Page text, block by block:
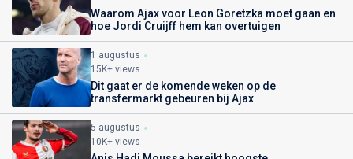
Waarom Ajax voor Leon Goretzka moet gaan en
hoe Jordi Cruijff hem kan overtuigen
1 augustus
15K+ views
Dit gaat er de komende weken op de
transfermarkt gebeuren bij Ajax
5 augustus
10K+ views